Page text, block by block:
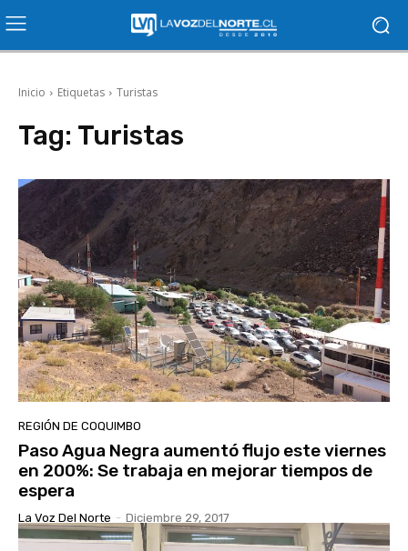
Inicio Etiquetas Turistas
Tag: Turistas
REGIÓN DE COQUIMBO
Paso Agua Negra aumentó flujo este viernes
en 200%: Se trabaja en mejorar tiempos de
espera
La Voz Del Norte - Diciembre 29, 2017